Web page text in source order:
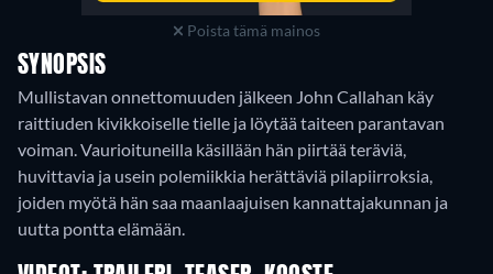
Poista tämä mainos
SYNOPSIS
Mullistavan onnettomuuden jälkeen John Callahan käy
raittiuden kivikkoiselle tielle ja löytää taiteen parantavan
voiman. Vaurioituneilla käsillään hän piirtää teräviä,
huvittavia ja usein polemiikkia herättäviä pilapiirroksia,
joiden myötä hän saa maanlaajuisen kannattajakunnan ja
uutta pontta elämään.